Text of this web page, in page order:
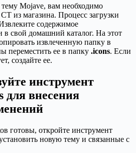
Mojave, вам необходимо
из магазина. Процесс загрузки
содержимое
в свой домашний каталог. На этот
извлеченную папку в
переместить ее в папку .icons. Если
создайте ее.
инструмент
для внесения
готовы, откройте инструмент
новую тему и связанные с